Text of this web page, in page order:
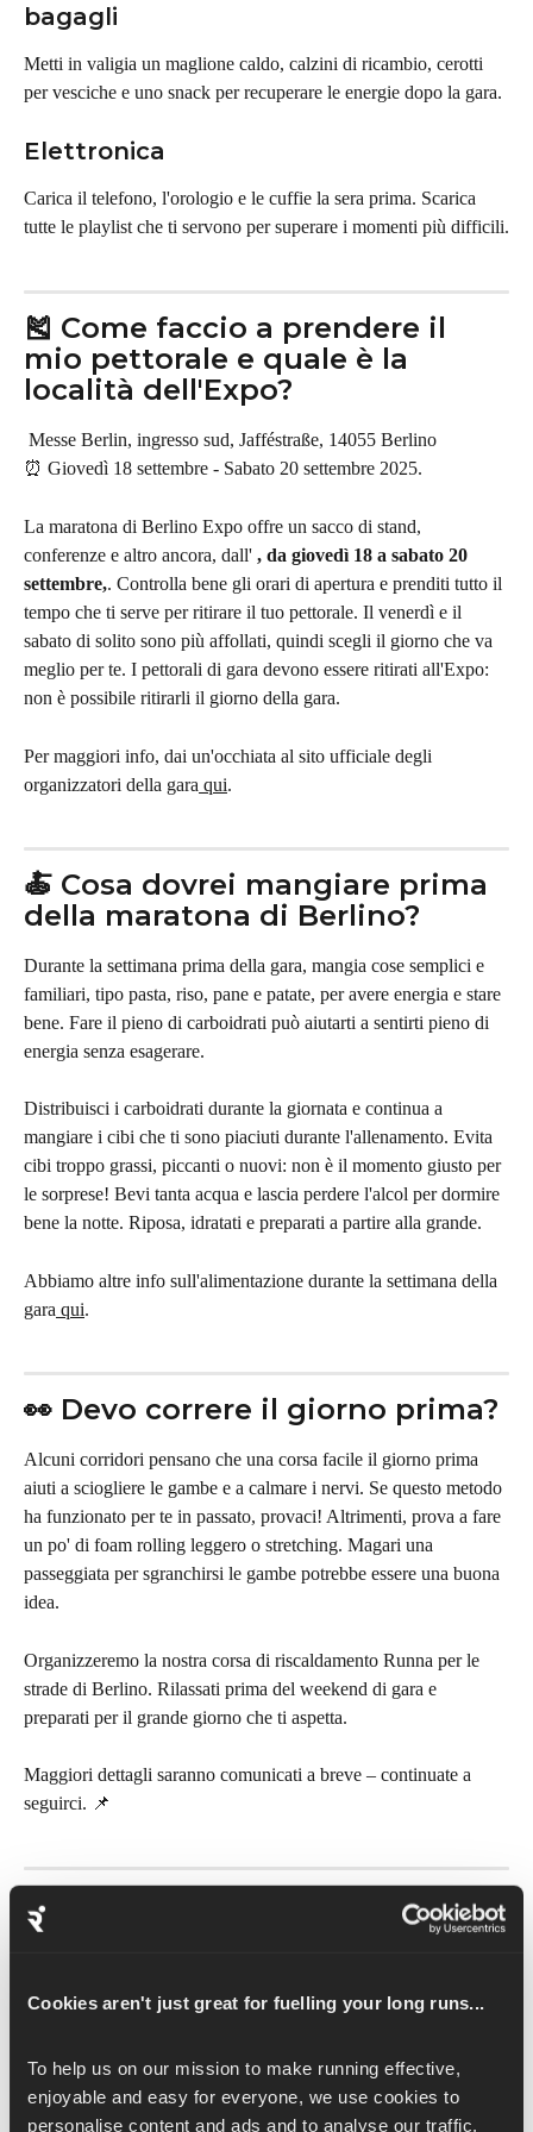
Cookies aren't just great for fuelling your long runs...
To help us on our mission to make running effective,
enjoyable and easy for everyone, we use cookies to
personalise content and ads and to analyse our traffic.
bagagli
Metti in valigia un maglione caldo, calzini di ricambio, cerotti
per vesciche e uno snack per recuperare le energie dopo la gara.
Elettronica
Carica il telefono, l'orologio e le cuffie la sera prima. Scarica
tutte le playlist che ti servono per superare i momenti più difficili.
🎽 Come faccio a prendere il
mio pettorale e quale è la
località dell'Expo?
Messe Berlin, ingresso sud, Jafféstraße, 14055 Berlino
⏰ Giovedì 18 settembre - Sabato 20 settembre 2025.
La maratona di Berlino Expo offre un sacco di stand,
conferenze e altro ancora, dall' , da giovedì 18 a sabato 20
settembre,. Controlla bene gli orari di apertura e prenditi tutto il
tempo che ti serve per ritirare il tuo pettorale. Il venerdì e il
sabato di solito sono più affollati, quindi scegli il giorno che va
meglio per te. I pettorali di gara devono essere ritirati all'Expo:
non è possibile ritirarli il giorno della gara.
Per maggiori info, dai un'occhiata al sito ufficiale degli
organizzatori della gara qui.
🍝 Cosa dovrei mangiare prima
della maratona di Berlino?
Durante la settimana prima della gara, mangia cose semplici e
familiari, tipo pasta, riso, pane e patate, per avere energia e stare
bene. Fare il pieno di carboidrati può aiutarti a sentirti pieno di
energia senza esagerare.
Distribuisci i carboidrati durante la giornata e continua a
mangiare i cibi che ti sono piaciuti durante l'allenamento. Evita
cibi troppo grassi, piccanti o nuovi: non è il momento giusto per
le sorprese! Bevi tanta acqua e lascia perdere l'alcol per dormire
bene la notte. Riposa, idratati e preparati a partire alla grande.
Abbiamo altre info sull'alimentazione durante la settimana della
gara qui.
👀 Devo correre il giorno prima?
Alcuni corridori pensano che una corsa facile il giorno prima
aiuti a sciogliere le gambe e a calmare i nervi. Se questo metodo
ha funzionato per te in passato, provaci! Altrimenti, prova a fare
un po' di foam rolling leggero o stretching. Magari una
passeggiata per sgranchirsi le gambe potrebbe essere una buona
idea.
Organizzeremo la nostra corsa di riscaldamento Runna per le
strade di Berlino. Rilassati prima del weekend di gara e
preparati per il grande giorno che ti aspetta.
Maggiori dettagli saranno comunicati a breve – continuate a
seguirci. 📌
💪 Ultimi preparativi
stretching può aiutarti a sciogliere la tensione e prepararti per
Dai un'occhiata alle e-mail o alle comunicazioni sulla gara che ti
hanno mandato gli organizzatori, perché lì troverai tutte le info